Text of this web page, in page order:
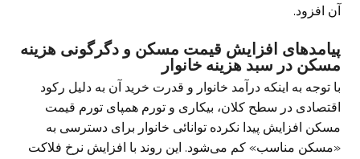
آن افزود.
پیامدهای افزایش قیمت مسکن و دگرگونی هزینه
مسکن در سبد هزینه خانوار
با توجه به اینکه درآمد خانوار و قدرت خرید آن به دلیل رکود
اقتصادی در سطح کلان، بیکاری و تورم همپای تورم قیمت
مسکن افزایش پیدا نکرده توانائی خانوار برای دسترسی به
«مسکن مناسب» کم می‌شود. این روند با افزایش نرخ فلاکت